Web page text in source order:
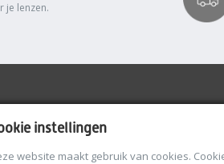
je lenzen.
MENU
Mijn Account
instellingen
website maakt gebruik van cookies.